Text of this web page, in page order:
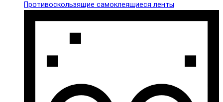
Противоскользящие самоклеящиеся ленты